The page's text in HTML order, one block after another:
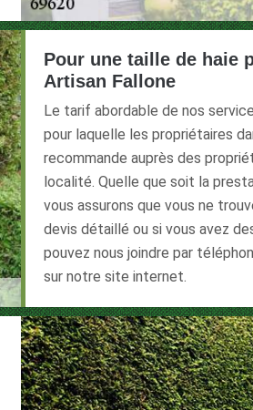
Pour une taille de haie
Artisan Fallone
Le tarif abordable de nos
pour laquelle les propriétaires
recommande auprès des
localité. Quelle que soit la
vous assurons que vous ne
devis détaillé ou si vous avez
pouvez nous joindre par
sur notre site internet.